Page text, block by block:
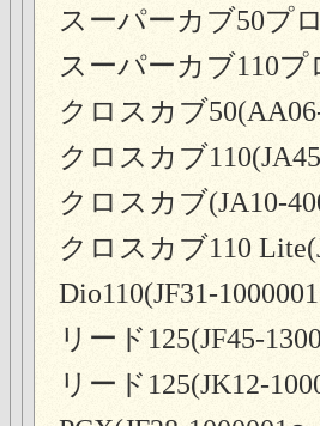
スーパーカブ50プ
スーパーカブ110プ
クロスカブ
クロスカブ
クロスカブ(JA10-
クロスカブ110
Dio110(JF31-
リード125(JF45-
リード125(JK12-